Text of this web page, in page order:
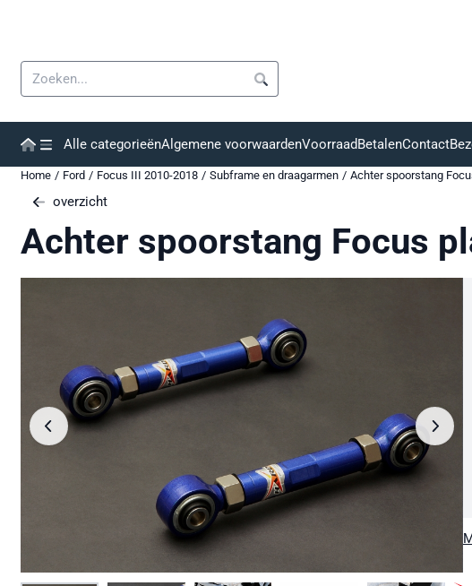
Zoeken
Alle categorieënAlgemene voorwaardenVoorraadBetalenContact
Home / Ford / Focus III 2010-2018 / Subframe en draagarmen / Achter spoorstang
overzicht
Achter spoorstang Focus